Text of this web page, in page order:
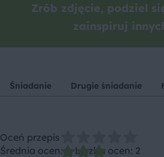
Zrób zdjęcie, podziel
zainspiruj
Śniadanie Drugie śniadanie
Oceń przepis
Średnia ocen: 3, Liczba ocen: 2